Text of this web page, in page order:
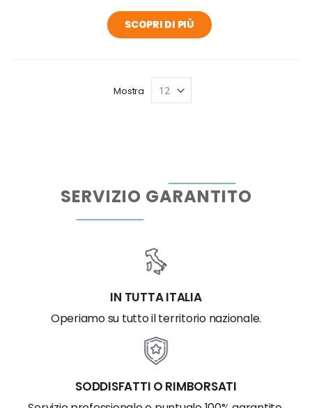
SCOPRI DI PIÙ
Mostra
SERVIZIO GARANTITO
IN TUTTA ITALIA
Operiamo su tutto il territorio nazionale.
SODDISFATTI O RIMBORSATI